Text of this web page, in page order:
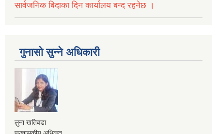
सार्वजनिक बिदाका दिन कार्यालय बन्द रहनेछ ।
गुनासो सुन्ने अधिकारी
लुना खतिवडा